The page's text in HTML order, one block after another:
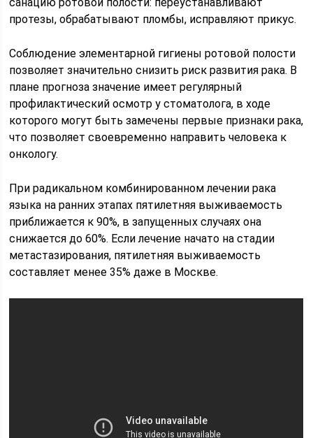
протезы, обрабатывают пломбы, исправляют прикус.
Соблюдение элементарной гигиены ротовой полости
позволяет значительно снизить риск развития рака. В
плане прогноза значение имеет регулярный
профилактический осмотр у стоматолога, в ходе
которого могут быть замечены первые признаки рака,
что позволяет своевременно направить человека к
онкологу.
При радикальном комбинированном лечении рака
языка на ранних этапах пятилетняя выживаемость
приближается к 90%, в запущенных случаях она
снижается до 60%. Если лечение начато на стадии
метастазирования, пятилетняя выживаемость
составляет менее 35% даже в Москве.